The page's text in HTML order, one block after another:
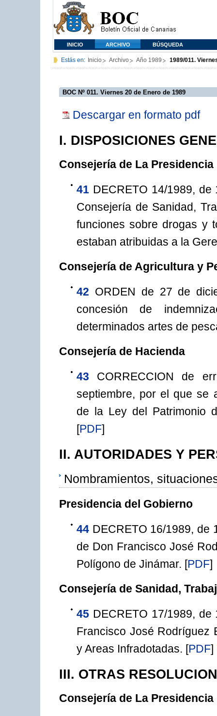
INICIO ARCHIVO BÚSQUEDA
Estás en: Inicio Archivo Año 1989 1989/011.
BOC Nº 011. Viernes 20 de Enero de 1989
Descargar en formato pdf
I. DISPOSICIONES
Consejería de La Presidencia
41 DECRETO 14/1989,
Consejería de Sanidad,
funciones sobre drogas y
estaban atribuidas a la
Consejería de Agricultura y
42 ORDEN de 27 de
concesión de
determinados artes de
Consejería de Hacienda
43
CORRECCION de
septiembre, por el que se
de la Ley del Patrimonio
[PDF]
II. AUTORIDADES Y
Nombramientos,
Presidencia del Gobierno
44 DECRETO 16/1989, de
de Don Francisco José
Polígono de Jinámar. [PDF]
Consejería de Sanidad,
45 DECRETO 17/1989,
Francisco José Rodríguez
y Areas Infradotadas. [PDF]
III. OTRAS
Consejería de La Presidencia